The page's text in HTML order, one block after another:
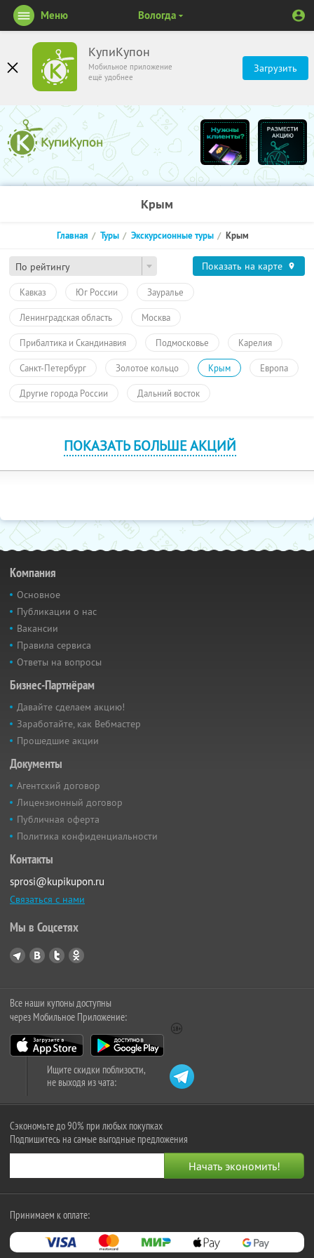
КупиКупон
Мобильное приложение
ещё удобнее
Загрузить
Меню Вологда
Крым
По рейтингу
Главная Туры Экскурсионные туры Крым
Показать на карте
Кавказ Юг России Зауралье
Ленинградская область Москва
Прибалтика и Скандинавия Подмосковье Карелия
Санкт-Петербург Золотое кольцо Крым Европа
Другие города России Дальний восток
ПОКАЗАТЬ БОЛЬШЕ АКЦИЙ
Компания
Основное
Публикации о нас
Вакансии
Правила сервиса
Ответы на вопросы
Бизнес-Партнёрам
Давайте сделаем акцию!
Заработайте, как Вебмастер
Прошедшие акции
Документы
Агентский договор
Лицензионный договор
Публичная оферта
Политика конфиденциальности
Контакты
sprosi@kupikupon.ru
Связаться с нами
Мы в Соцсетях
Все наши купоны доступны
через Мобильное Приложение:
Ищите скидки поблизости,
не выходя из чата:
Сэкономьте до 90% при любых покупках
Подпишитесь на самые выгодные предложения
Принимаем к оплате: